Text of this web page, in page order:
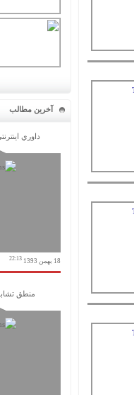
آخرین مطالب
داوري
18 بهمن 1393 22:13
منطق